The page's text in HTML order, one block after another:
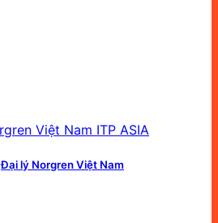
Đại lý Norgren Việt Nam